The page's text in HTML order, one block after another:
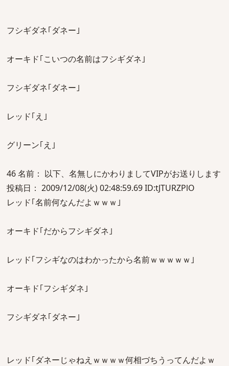
フシギダネ｢ダネー｣
オーキド｢こいつの名前はフシギダネ｣
フシギダネ｢ダネー｣
レッド｢え｣
グリーン｢え｣
46 名前： 以下、名無しにかわりましてVIPがお送りします
投稿日： 2009/12/08(火) 02:48:59.69 ID:tJTURZPlO
レッド｢名前何なんだよｗｗｗ｣
オーキド｢だからフシギダネ｣
レッド｢フシギなのはわかったから名前ｗｗｗｗｗ｣
オーキド｢フシギダネ｣
フシギダネ｢ダネー｣
レッド｢ダネーじゃねえｗｗｗｗ何相づちうってんだよｗ